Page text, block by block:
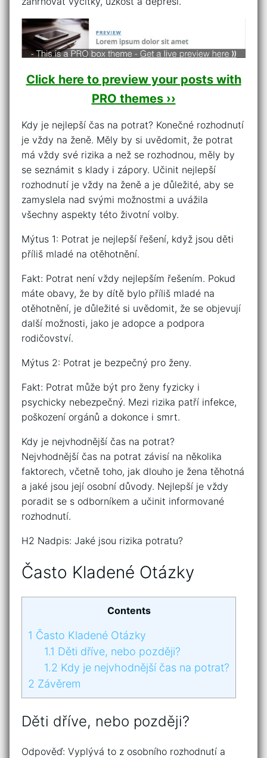
Click here to preview your posts with
PRO themes ››
Kdy je nejlepší čas na potrat? Konečné rozhodnutí
je vždy na ženě. Měly by si uvědomit, že potrat
má vždy své rizika a než se rozhodnou, měly by
se seznámit s klady i zápory. Učinit nejlepší
rozhodnutí je vždy na ženě a je důležité, aby se
zamyslela nad svými možnostmi a uvážila
všechny aspekty této životní volby.
Mýtus 1: Potrat je nejlepší řešení, když jsou děti
příliš mladé na otěhotnění.
Fakt: Potrat není vždy nejlepším řešením. Pokud
máte obavy, že by dítě bylo příliš mladé na
otěhotnění, je důležité si uvědomit, že se objevují
další možnosti, jako je adopce a podpora
rodičovství.
Mýtus 2: Potrat je bezpečný pro ženy.
Fakt: Potrat může být pro ženy fyzicky i
psychicky nebezpečný. Mezi rizika patří infekce,
poškození orgánů a dokonce i smrt.
Kdy je nejvhodnější čas na potrat?
Nejvhodnější čas na potrat závisí na několika
faktorech, včetně toho, jak dlouho je žena těhotná
a jaké jsou její osobní důvody. Nejlepší je vždy
poradit se s odborníkem a učinit informované
rozhodnutí.
H2 Nadpis: Jaké jsou rizika potratu?
Často Kladené Otázky
Contents
1 Často Kladené Otázky
1.1 Děti dříve, nebo později?
1.2 Kdy je nejvhodnější čas na potrat?
2 Závěrem
Děti dříve, nebo později?
Odpověď: Vyplývá to z osobního rozhodnutí a